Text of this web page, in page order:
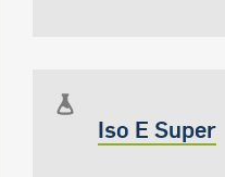
Iso E Super